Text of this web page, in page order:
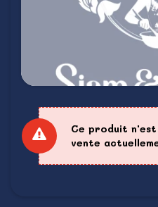
Ce produit n'est
vente